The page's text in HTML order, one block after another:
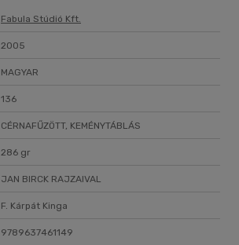
Fabula Stúdió Kft.
2005
MAGYAR
136
CÉRNAFŰZÖTT, KEMÉNYTÁBLÁS
286 gr
JAN BIRCK RAJZAIVAL
F. Kárpát Kinga
9789637461149